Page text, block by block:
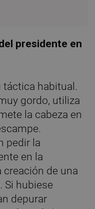
presidente en
táctica habitual.
gordo, utiliza
la cabeza en
pedir la
en la
de una
Si hubiese
depurar